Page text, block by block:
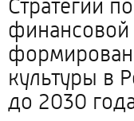
Стратегии
финансовой
культуры в
до 2030